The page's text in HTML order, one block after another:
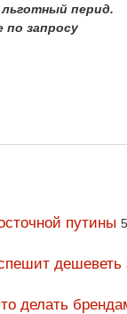
льготный перид.
по запросу
путины
дешеветь
делать